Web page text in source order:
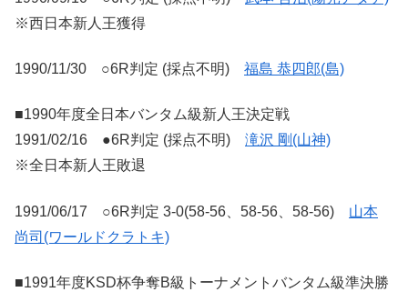
※西日本新人王獲得
1990/11/30 ○6R判定 (採点不明) 福島 恭四郎(島)
■1990年度全日本バンタム級新人王決定戦
1991/02/16 ●6R判定 (採点不明) 滝沢 剛(山神)
※全日本新人王敗退
1991/06/17 ○6R判定 3-0(58-56、58-56、58-56) 山本
尚司(ワールドクラトキ)
■1991年度KSD杯争奪B級トーナメントバンタム級準決勝